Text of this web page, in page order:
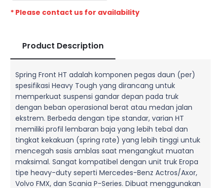
* Please contact us for availability
Product Description
Spring Front HT adalah komponen pegas daun (per)
spesifikasi Heavy Tough yang dirancang untuk
memperkuat suspensi gandar depan pada truk
dengan beban operasional berat atau medan jalan
ekstrem. Berbeda dengan tipe standar, varian HT
memiliki profil lembaran baja yang lebih tebal dan
tingkat kekakuan (spring rate) yang lebih tinggi untuk
mencegah sasis amblas saat mengangkut muatan
maksimal. Sangat kompatibel dengan unit truk Eropa
tipe heavy-duty seperti Mercedes-Benz Actros/Axor,
Volvo FMX, dan Scania P-Series. Dibuat menggunakan